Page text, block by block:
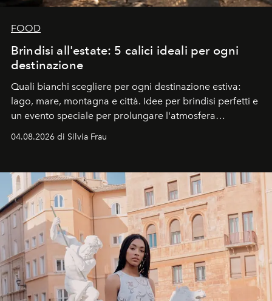
FOOD
Brindisi all'estate: 5 calici ideali per ogni
destinazione
Quali bianchi scegliere per ogni destinazione estiva:
lago, mare, montagna e città. Idee per brindisi perfetti e
un evento speciale per prolungare l'atmosfera
04.08.2026 di Silvia Frau